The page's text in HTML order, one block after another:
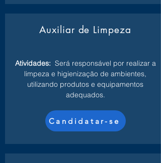
Auxiliar de Limpeza
Atividades: Será responsável por realizar a
limpeza e higienização de ambientes,
utilizando produtos e equipamentos
adequados.
Candidatar-se